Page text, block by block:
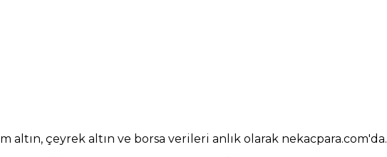
altın, çeyrek altın ve borsa verileri anlık olarak nekacpara.com'da.